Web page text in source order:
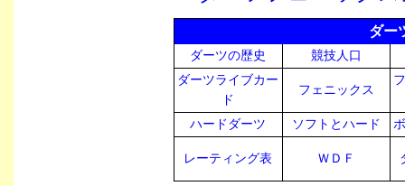
ダー
ダーツの歴史
競技人口
ダーツライブカー
ド
フェニックス
ハードダーツ ソフトとハード
レーティング表 ＷＤＦ